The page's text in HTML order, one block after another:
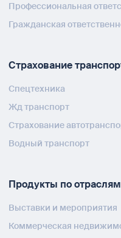
Профессиональная
Гражданская
Страхование
Спецтехника
Жд транспорт
Страхование
Водный транспорт
Продукты по отраслям
Выставки и мероприятия
Коммерческая